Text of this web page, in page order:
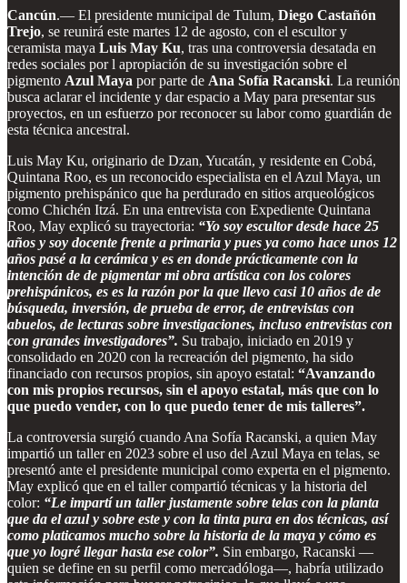
Cancún.— El presidente municipal de Tulum, Diego Castañón
Trejo, se reunirá este martes 12 de agosto, con el escultor y
ceramista maya Luis May Ku, tras una controversia desatada en
redes sociales por l apropiación de su investigación sobre el
pigmento Azul Maya por parte de Ana Sofía Racanski. La reunión
busca aclarar el incidente y dar espacio a May para presentar sus
proyectos, en un esfuerzo por reconocer su labor como guardián de
esta técnica ancestral.
Luis May Ku, originario de Dzan, Yucatán, y residente en Cobá,
Quintana Roo, es un reconocido especialista en el Azul Maya, un
pigmento prehispánico que ha perdurado en sitios arqueológicos
como Chichén Itzá. En una entrevista con Expediente Quintana
Roo, May explicó su trayectoria: “Yo soy escultor desde hace 25
años y soy docente frente a primaria y pues ya como hace unos 12
años pasé a la cerámica y es en donde prácticamente con la
intención de de pigmentar mi obra artística con los colores
prehispánicos, es es la razón por la que llevo casi 10 años de de
búsqueda, inversión, de prueba de error, de entrevistas con
abuelos, de lecturas sobre investigaciones, incluso entrevistas con
con grandes investigadores”. Su trabajo, iniciado en 2019 y
consolidado en 2020 con la recreación del pigmento, ha sido
financiado con recursos propios, sin apoyo estatal: “Avanzando
con mis propios recursos, sin el apoyo estatal, más que con lo
que puedo vender, con lo que puedo tener de mis talleres”.
La controversia surgió cuando Ana Sofía Racanski, a quien May
impartió un taller en 2023 sobre el uso del Azul Maya en telas, se
presentó ante el presidente municipal como experta en el pigmento.
May explicó que en el taller compartió técnicas y la historia del
color: “Le impartí un taller justamente sobre telas con la planta
que da el azul y sobre este y con la tinta pura en dos técnicas, así
como platicamos mucho sobre la historia de la maya y cómo es
que yo logré llegar hasta ese color”. Sin embargo, Racanski —
quien se define en su perfil como mercadóloga—, habría utilizado